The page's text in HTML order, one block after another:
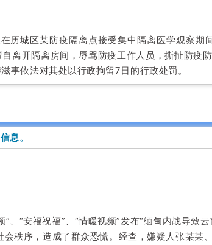
历城区某防疫隔离点接受集中隔离医学观察
离开隔离房间，辱骂防疫工作人员，撕扯防疫
事依法对其处以行政拘留7日的行政处罚。
息。
、“安福祝福”、“情暖视频”发布“缅甸内战导
秩序，造成了群众恐慌。经查，嫌疑人张某某